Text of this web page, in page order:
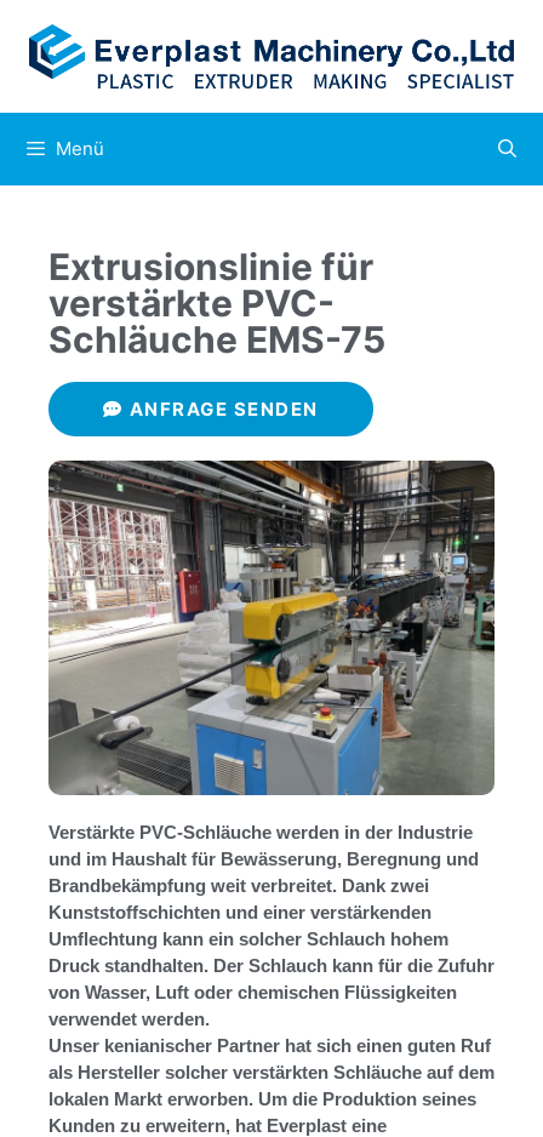
Menü
Extrusionslinie für
verstärkte PVC-
Schläuche EMS-75
ANFRAGE SENDEN
Verstärkte PVC-Schläuche werden in der Industrie
und im Haushalt für Bewässerung, Beregnung und
Brandbekämpfung weit verbreitet. Dank zwei
Kunststoffschichten und einer verstärkenden
Umflechtung kann ein solcher Schlauch hohem
Druck standhalten. Der Schlauch kann für die Zufuhr
von Wasser, Luft oder chemischen Flüssigkeiten
verwendet werden.
Unser kenianischer Partner hat sich einen guten Ruf
als Hersteller solcher verstärkten Schläuche auf dem
lokalen Markt erworben. Um die Produktion seines
Kunden zu erweitern, hat Everplast eine